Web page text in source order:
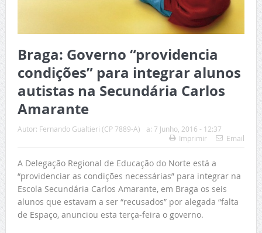
Braga: Governo “providencia
condições” para integrar alunos
autistas na Secundária Carlos
Amarante
Autor: Fernando Gualtieri (CP 7889-A) a: 7 Junho, 2016 - 12:37
Imprimir
Email
A Delegação Regional de Educação do Norte está a
“providenciar as condições necessárias” para integrar na
Escola Secundária Carlos Amarante, em Braga os seis
alunos que estavam a ser “recusados” por alegada “falta
de Espaço, anunciou esta terça-feira o governo.